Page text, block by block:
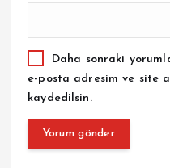
Daha sonraki
e-posta adresim ve site
kaydedilsin.